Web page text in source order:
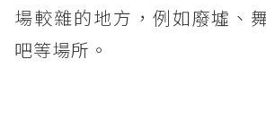
場較雜的地方，例如廢墟、
吧等場所。